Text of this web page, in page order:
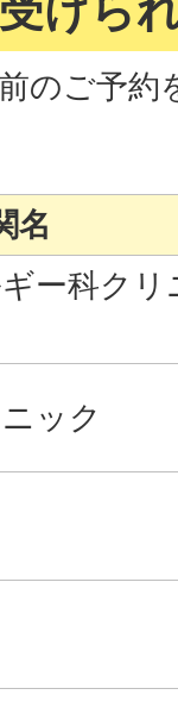
のご予約
名
ー科クリ
ック